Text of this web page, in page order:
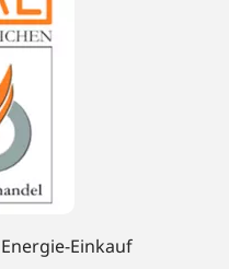
Einkauf